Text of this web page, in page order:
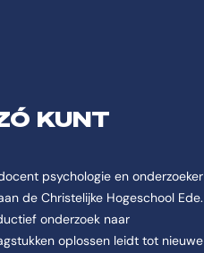
KUNT
psychologie en onderzoeker
de Christelijke Hogeschool Ede.
onderzoek naar
oplossen leidt tot nieuwe